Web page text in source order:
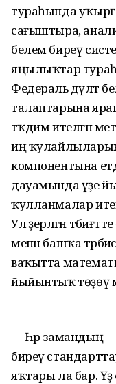
тураһында
сағыштыра,
белем биреү
яңылыҡтар
Федераль дәүләт
талаптарына
тәҡдим ителгән
иң ҡулайлыларын
компонентына
дауамында үҙе
ҡулланмалар итеп
Ул әҙерләгән
менән башҡа
ваҡытта
йыйынтыҡ төҙөү
— Һәр замандың
биреү
яҡтары ла бар.